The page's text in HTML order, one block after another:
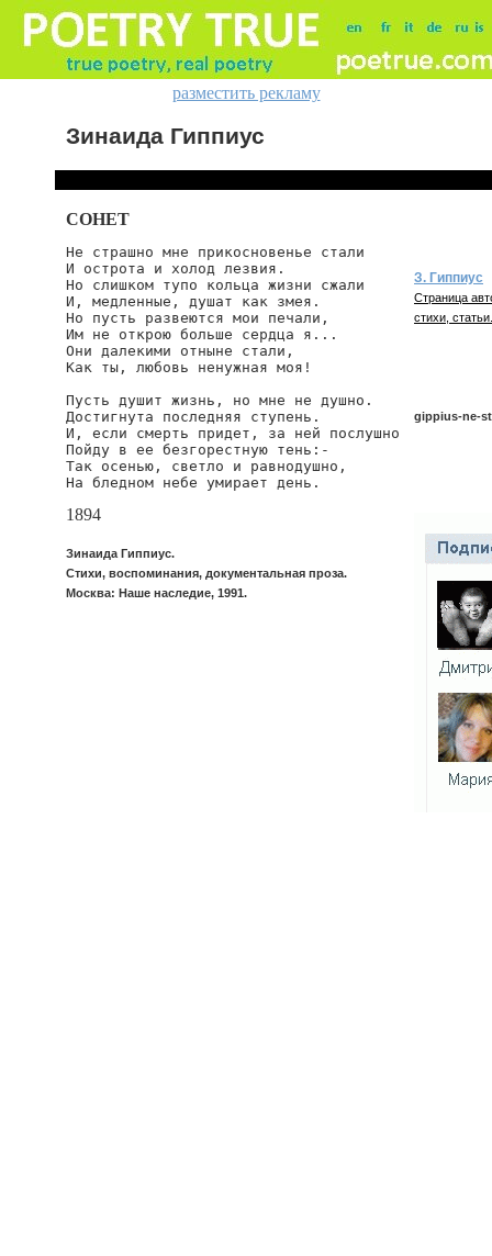
разместить рекламу
Зинаида Гиппиус
СОНЕТ
Не страшно мне прикосновенье стали
И острота и холод лезвия.
Но слишком тупо кольца жизни сжали
И, медленные, душат как змея.
Но пусть развеются мои печали,
Им не открою больше сердца я...
Они далекими отныне стали,
Как ты, любовь ненужная моя!
Пусть душит жизнь, но мне не душно.
Достигнута последняя ступень.
И, если смерть придет, за ней послушно
Пойду в ее безгорестную тень:-
Так осенью, светло и равнодушно,
На бледном небе умирает день.
1894
Зинаида Гиппиус.
Стихи, воспоминания, документальная проза.
Москва: Наше наследие, 1991.
З. Гиппиус
Страница
стихи, статьи.
gippius-ne-